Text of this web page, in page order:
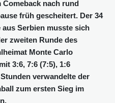
Comeback nach rund
früh gescheitert. Der 34
Serbien musste sich
zweiten Runde des
Monte Carlo
3:6, 7:6 (7:5), 1:6
verwandelte der
zum ersten Sieg im